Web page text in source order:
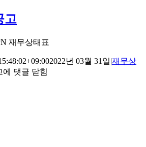
고
재무상태표
2022년 03월 31일|재무상
에 댓글 닫힘